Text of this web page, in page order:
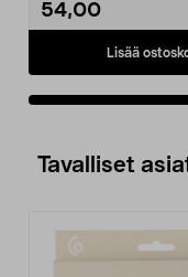
54,00
Lisää
Tavalliset